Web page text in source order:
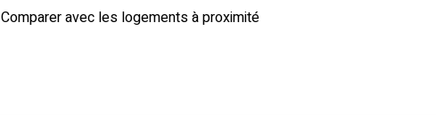
Comparer avec les logements à proximité